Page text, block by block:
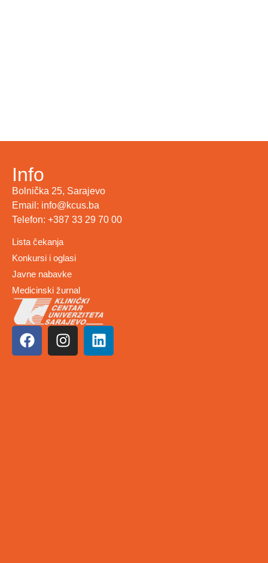
Info
Bolnička 25, Sarajevo
Email: info@kcus.ba
Telefon: +387 33 29 70 00
Lista čekanja
Konkursi i oglasi
Javne nabavke
Medicinski žurnal